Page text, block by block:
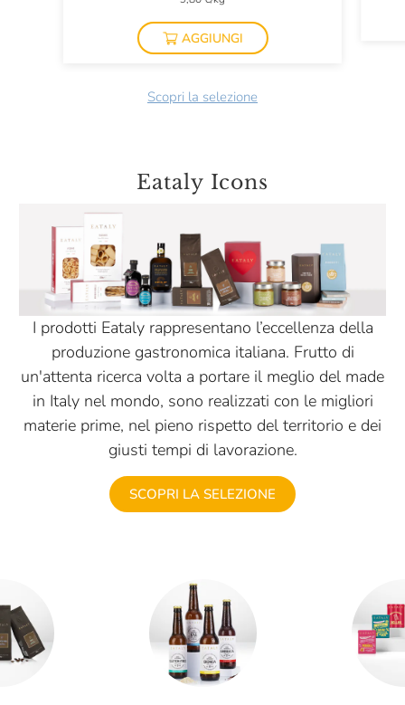
AGGIUNGI
Scopri la selezione
Eataly Icons
I prodotti Eataly rappresentano l’eccellenza della
produzione gastronomica italiana. Frutto di
un'attenta ricerca volta a portare il meglio del made
in Italy nel mondo, sono realizzati con le migliori
materie prime, nel pieno rispetto del territorio e dei
giusti tempi di lavorazione.
SCOPRI LA SELEZIONE